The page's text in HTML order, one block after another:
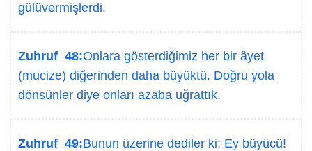
gülüvermişlerdi.
Zuhruf 48:Onlara gösterdiğimiz her bir âyet
(mucize) diğerinden daha büyüktü. Doğru yola
dönsünler diye onları azaba uğrattık.
Zuhruf 49:Bunun üzerine dediler ki: Ey büyücü!